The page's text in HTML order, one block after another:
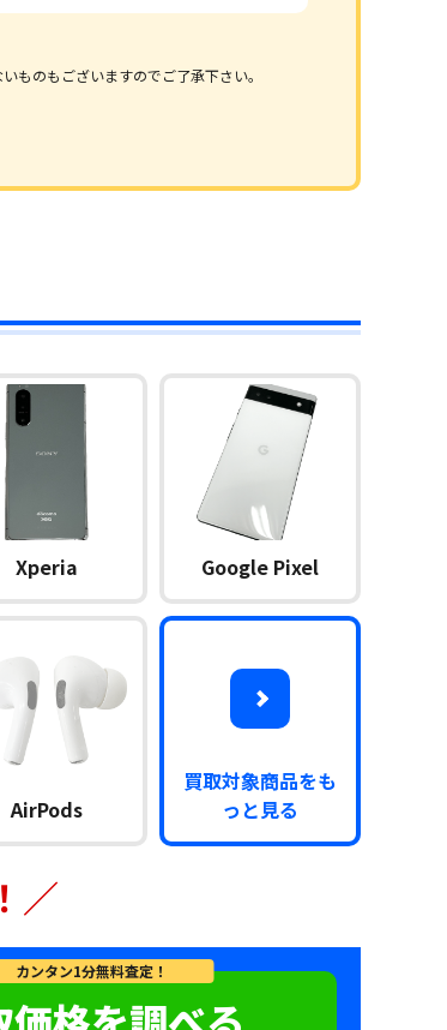
ものもございますのでご了承下さい。
Xperia Google Pixel
AirPods
買取対象商品をも
っと見る
／
カンタン1分無料査定！